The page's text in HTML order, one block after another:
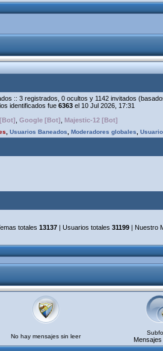
:: 3 registrados, 0 ocultos y 1142 invitados
identificados fue 6363 el 10 Jul 2026, 17:31
Google [Bot] Majestic-12 [Bot]
Usuarios Baneados Moderadores globales
totales 13137 | Usuarios totales 31199 | Nuestro
No hay mensajes sin leer